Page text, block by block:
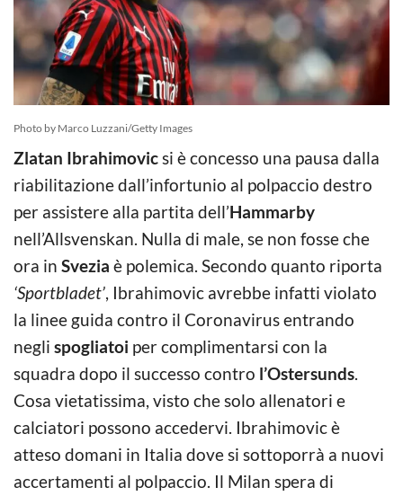
Photo by Marco Luzzani/Getty Images
Zlatan Ibrahimovicsi è concesso una pausa dalla
riabilitazione dall’infortunio al polpaccio destro
per assistere alla partita dell’Hammarby
nell’Allsvenskan. Nulla di male, se non fosse che
ora in Svezia è polemica. Secondo quanto riporta
‘Sportbladet’, Ibrahimovic avrebbe infatti violato
la linee guida contro il Coronavirus entrando
negli spogliatoi per complimentarsi con la
squadra dopo il successo contro l’Ostersunds.
Cosa vietatissima, visto che solo allenatori e
calciatori possono accedervi. Ibrahimovic è
atteso domani in Italia dove si sottoporrà a nuovi
accertamenti al polpaccio. Il Milan spera di